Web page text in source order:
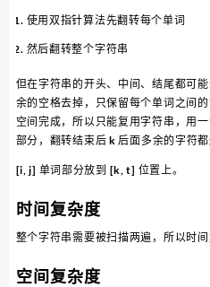
使用双指针算法先翻转每个单词
然后翻转整个字符串
但在字符串的开头、中间、结尾都可
余的空格去掉，只保留每个单词之间
空间完成，所以只能复用字符串，用
部分，翻转结束后 k 后面多余的字符都
[i, j] 单词部分放到 [k, t] 位置上。
时间复杂度
整个字符串需要被扫描两遍，所以时
空间复杂度